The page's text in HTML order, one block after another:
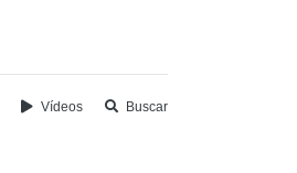
Vídeos Buscar